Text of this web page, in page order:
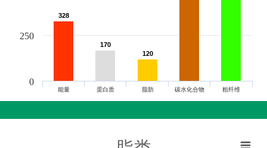
328
328
170
170
120
120
能量 蛋白质 脂肪 碳水化合物 粗纤维
0
250